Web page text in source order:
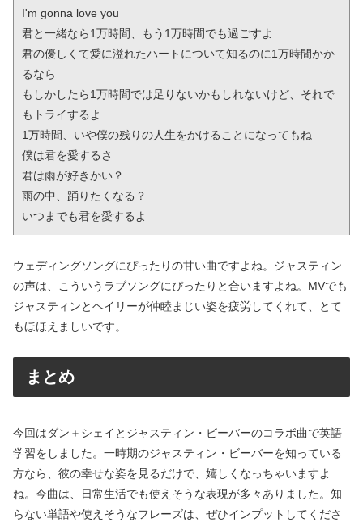
I'm gonna love you
君と一緒なら1万時間、もう1万時間でも過ごすよ
君の優しくて愛に溢れたハートについて知るのに1万時間かか
るなら
もしかしたら1万時間では足りないかもしれないけど、それで
もトライするよ
1万時間、いや僕の残りの人生をかけることになってもね
僕は君を愛するさ
君は雨が好きかい？
雨の中、踊りたくなる？
いつまでも君を愛するよ
ウェディングソングにぴったりの甘い曲ですよね。ジャスティン
の声は、こういうラブソングにぴったりと合いますよね。MVでも
ジャスティンとヘイリーが仲睦まじい姿を疲労してくれて、とて
もほほえましいです。
まとめ
今回はダン＋シェイとジャスティン・ビーバーのコラボ曲で英語
学習をしました。一時期のジャスティン・ビーバーを知っている
方なら、彼の幸せな姿を見るだけで、嬉しくなっちゃいますよ
ね。今曲は、日常生活でも使えそうな表現が多々ありました。知
らない単語や使えそうなフレーズは、ぜひインプットしてくださ